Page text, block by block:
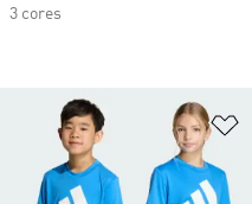
3 cores